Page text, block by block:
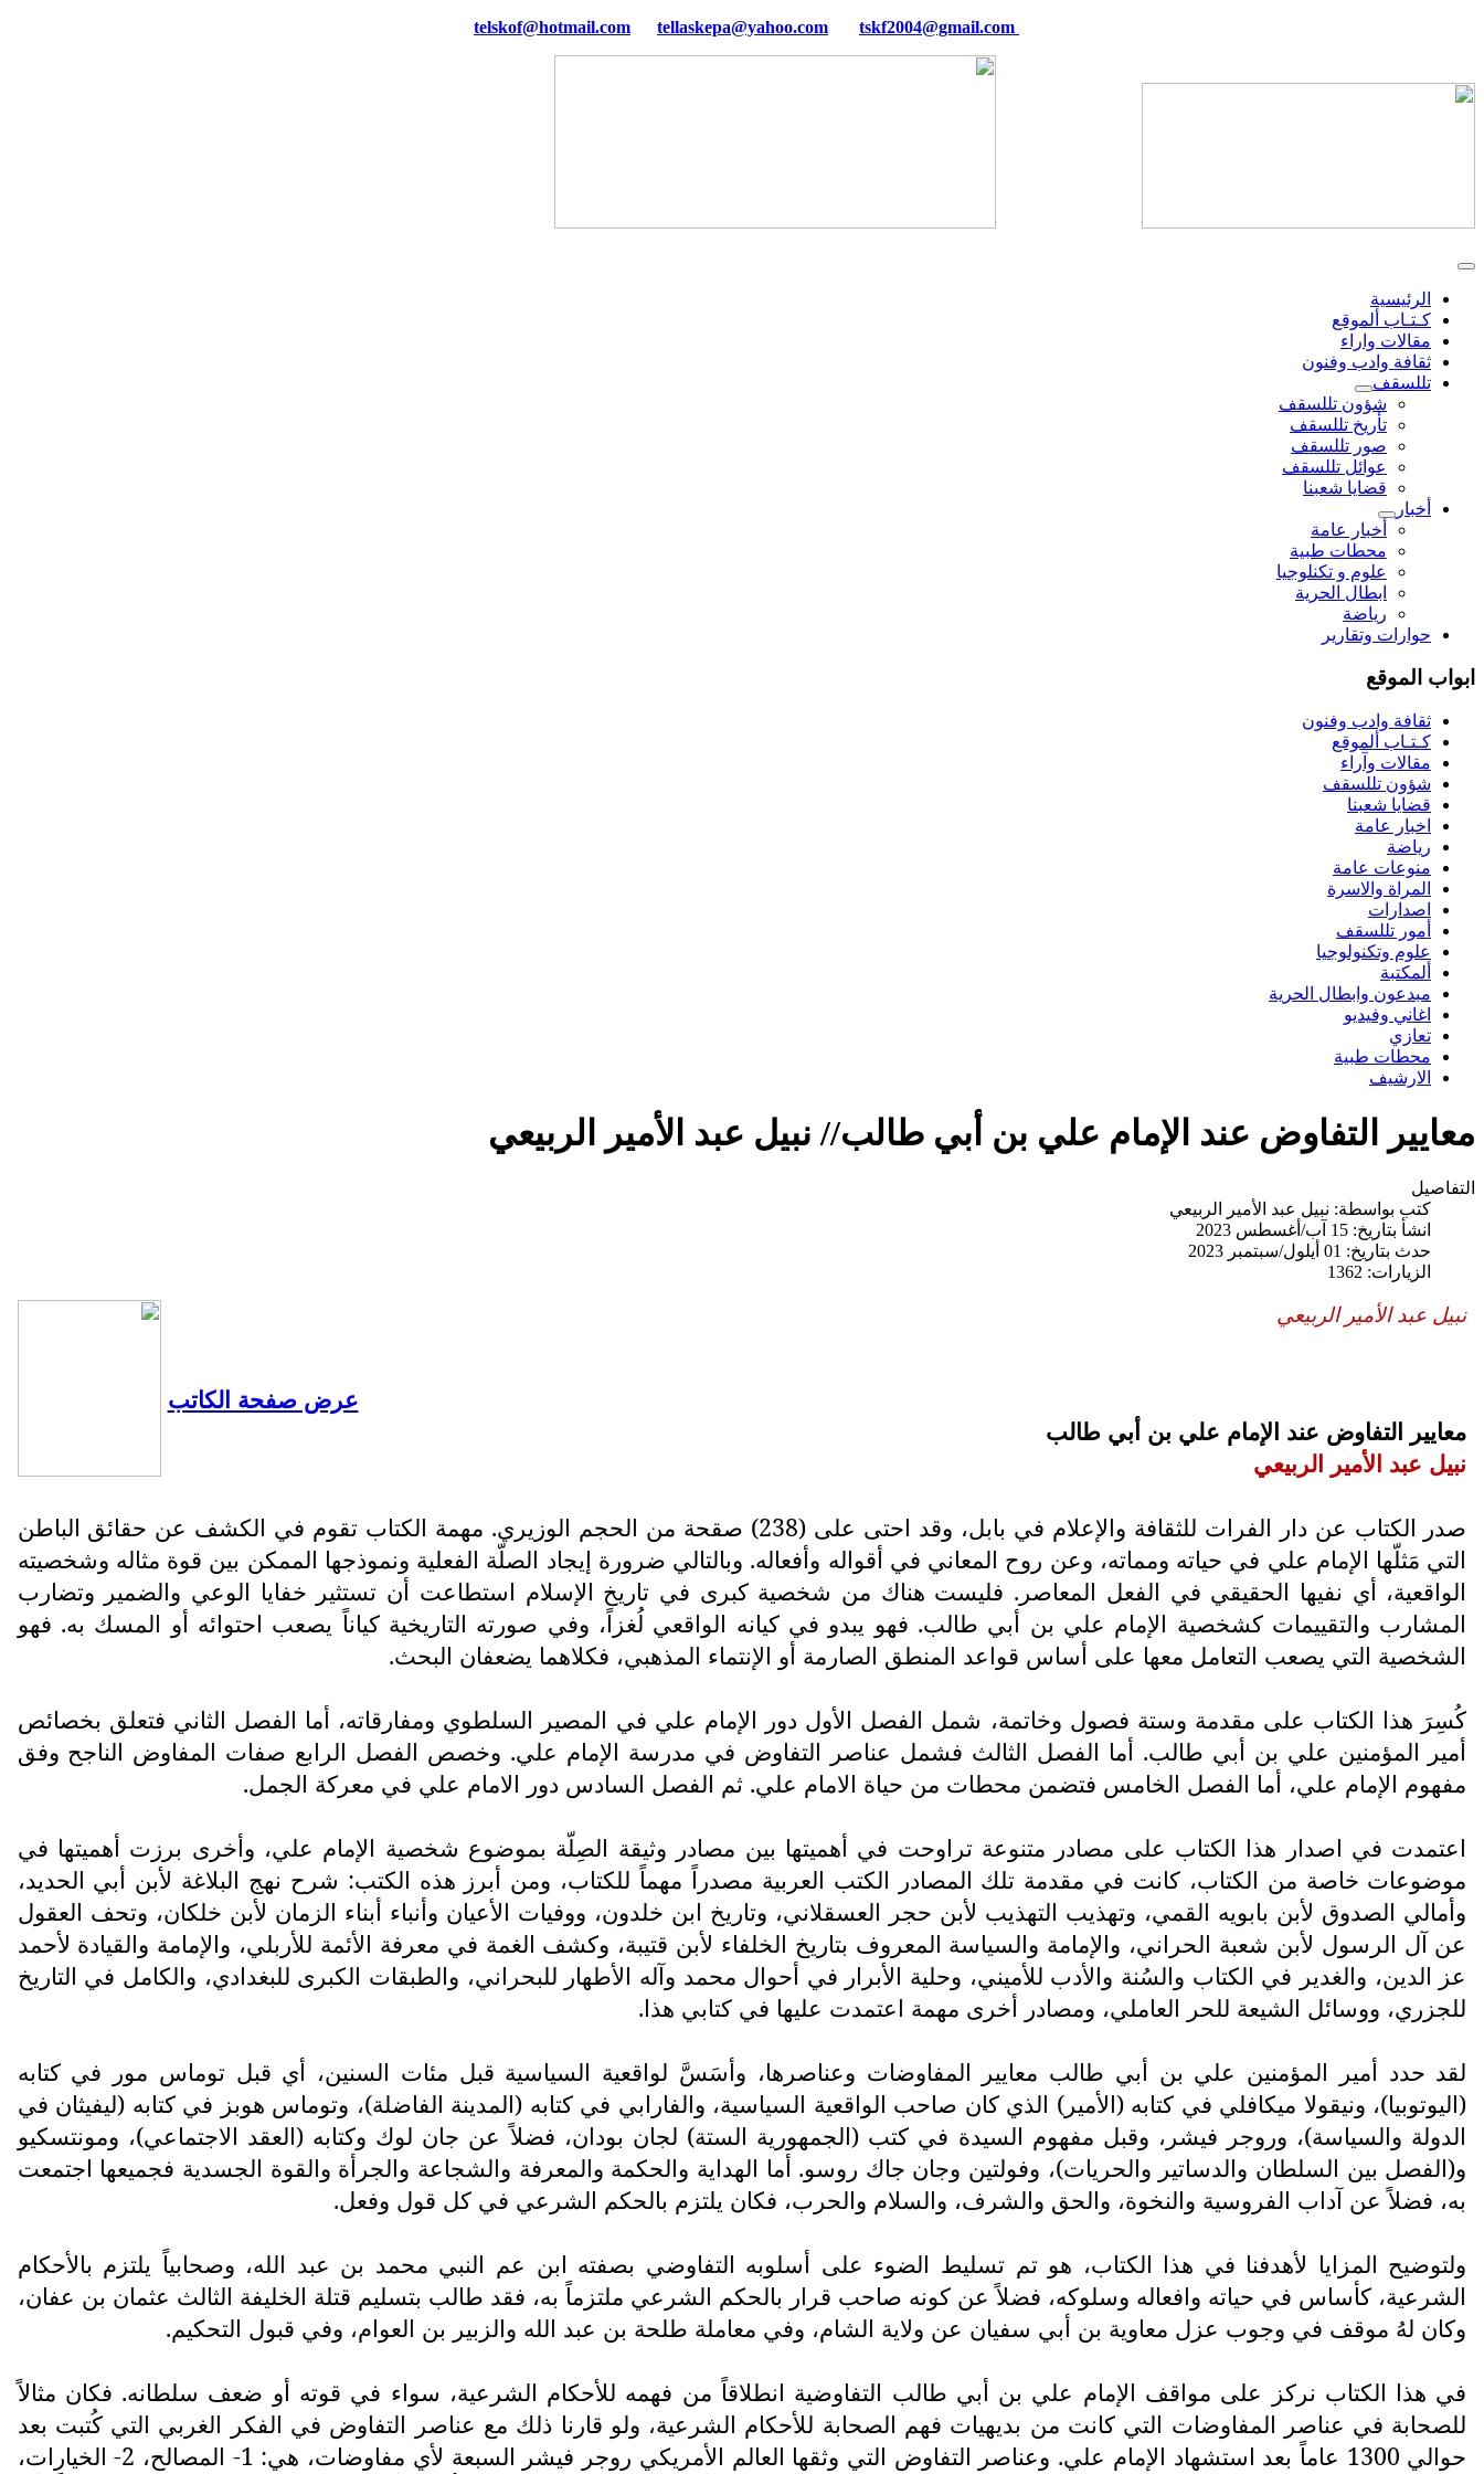
tellaskepa@yahoo.com tskf2004@gmail.com
الرئيسية
كـتـاب ألموقع
مقالات واراء
ثقافة وادب وفنون
تللسقف
شؤون تللسقف
تأريخ تللسقف
صور تللسقف
عوائل تللسقف
قضايا شعبنا
أخبار
أخبار عامة
محطات طبية
علوم و تکنلوجیا
ابطال الحرية
رياضة
حوارات وتقارير
ابواب الموقع
ثقافة وادب وفنون
كـتـاب ألموقع
مقالات وآراء
شؤون تللسقف
قضايا شعبنا
اخبار عامة
رياضة
منوعات عامة
المراة والاسرة
اصدارات
أمور تللسقف
علوم وتكنولوجيا
ألمكتبة
مبدعون وابطال الحرية
اغاني وفيديو
تعازي
محطات طبية
الارشيف
معايير التفاوض عند الإمام علي بن أبي طالب// نبيل عبد الأمير الربيعي
التفاصيل
كتب بواسطة: نبيل عبد الأمير الربيعي
انشأ بتاريخ: 15 آب/أغسطس 2023
حدث بتاريخ: 01 أيلول/سبتمبر 2023
الزيارات: 1362
نبيل عبد الأمير الربيعي
عرض صفحة الكاتب
معايير التفاوض عند الإمام علي بن أبي طالب
نبيل عبد الأمير الربيعي
صدر الكتاب عن دار الفرات للثقافة والإعلام في بابل، وقد احتى على (238) صقحة من الحجم الوزيري. مهمة الكتاب تقوم في الكشف عن حقائق الباطن
التي مَثلّها الإمام علي في حياته ومماته، وعن روح المعاني في أقواله وأفعاله. وبالتالي ضرورة إيجاد الصلّة الفعلية ونموذجها الممكن بين قوة مثاله وشخصيته
الواقعية، أي نفيها الحقيقي في الفعل المعاصر. فليست هناك من شخصية كبرى في تاريخ الإسلام استطاعت أن تستثير خفايا الوعي والضمير وتضارب
المشارب والتقييمات كشخصية الإمام علي بن أبي طالب. فهو يبدو في كيانه الواقعي لُغزاً، وفي صورته التاريخية كياناً يصعب احتوائه أو المسك به. فهو
الشخصية التي يصعب التعامل معها على أساس قواعد المنطق الصارمة أو الإنتماء المذهبي، فكلاهما يضعفان البحث.
كُسِرَ هذا الكتاب على مقدمة وستة فصول وخاتمة، شمل الفصل الأول دور الإمام علي في المصير السلطوي ومفارقاته، أما الفصل الثاني فتعلق بخصائص
أمير المؤمنين علي بن أبي طالب. أما الفصل الثالث فشمل عناصر التفاوض في مدرسة الإمام علي. وخصص الفصل الرابع صفات المفاوض الناجح وفق
مفهوم الإمام علي، أما الفصل الخامس فتضمن محطات من حياة الامام علي. ثم الفصل السادس دور الامام علي في معركة الجمل.
اعتمدت في اصدار هذا الكتاب على مصادر متنوعة تراوحت في أهميتها بين مصادر وثيقة الصِلّة بموضوع شخصية الإمام علي، وأخرى برزت أهميتها في
موضوعات خاصة من الكتاب، كانت في مقدمة تلك المصادر الكتب العربية مصدراً مهماً للكتاب، ومن أبرز هذه الكتب: شرح نهج البلاغة لأبن أبي الحديد،
وأمالي الصدوق لأبن بابويه القمي، وتهذيب التهذيب لأبن حجر العسقلاني، وتاريخ ابن خلدون، ووفيات الأعيان وأنباء أبناء الزمان لأبن خلكان، وتحف العقول
عن آل الرسول لأبن شعبة الحراني، والإمامة والسياسة المعروف بتاريخ الخلفاء لأبن قتيبة، وكشف الغمة في معرفة الأئمة للأربلي، والإمامة والقيادة لأحمد
عز الدين، والغدير في الكتاب والسُنة والأدب للأميني، وحلية الأبرار في أحوال محمد وآله الأطهار للبحراني، والطبقات الكبرى للبغدادي، والكامل في التاريخ
للجزري، ووسائل الشيعة للحر العاملي، ومصادر أخرى مهمة اعتمدت عليها في كتابي هذا.
لقد حدد أمير المؤمنين علي بن أبي طالب معايير المفاوضات وعناصرها، وأسَسَّ لواقعية السياسية قبل مئات السنين، أي قبل توماس مور في كتابه
(اليوتوبيا)، ونيقولا ميكافلي في كتابه (الأمير) الذي كان صاحب الواقعية السياسية، والفارابي في كتابه (المدينة الفاضلة)، وتوماس هوبز في كتابه (ليفيثان في
الدولة والسياسة)، وروجر فيشر، وقبل مفهوم السيدة في كتب (الجمهورية الستة) لجان بودان، فضلاً عن جان لوك وكتابه (العقد الاجتماعي)، ومونتسكيو
و(الفصل بين السلطان والدساتير والحريات)، وفولتين وجان جاك روسو. أما الهداية والحكمة والمعرفة والشجاعة والجرأة والقوة الجسدية فجميعها اجتمعت
به، فضلاً عن آداب الفروسية والنخوة، والحق والشرف، والسلام والحرب، فكان يلتزم بالحكم الشرعي في كل قول وفعل.
ولتوضيح المزايا لأهدفنا في هذا الكتاب، هو تم تسليط الضوء على أسلوبه التفاوضي بصفته ابن عم النبي محمد بن عبد الله، وصحابياً يلتزم بالأحكام
الشرعية، كأساس في حياته وافعاله وسلوكه، فضلاً عن كونه صاحب قرار بالحكم الشرعي ملتزماً به، فقد طالب بتسليم قتلة الخليفة الثالث عثمان بن عفان،
وكان لهُ موقف في وجوب عزل معاوية بن أبي سفيان عن ولاية الشام، وفي معاملة طلحة بن عبد الله والزبير بن العوام، وفي قبول التحكيم.
في هذا الكتاب نركز على مواقف الإمام علي بن أبي طالب التفاوضية انطلاقاً من فهمه للأحكام الشرعية، سواء في قوته أو ضعف سلطانه. فكان مثالاً
للصحابة في عناصر المفاوضات التي كانت من بديهيات فهم الصحابة للأحكام الشرعية، ولو قارنا ذلك مع عناصر التفاوض في الفكر الغربي التي كُتبت بعد
حوالي 1300 عاماً بعد استشهاد الإمام علي. وعناصر التفاوض التي وثقها العالم الأمريكي روجر فيشر السبعة لأي مفاوضات، هي: 1- المصالح، 2- الخيارات،